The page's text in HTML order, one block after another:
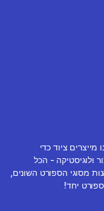
ציוד כדי
ולוגיסטיקה - הכל
מסוגי הספורט השונים,